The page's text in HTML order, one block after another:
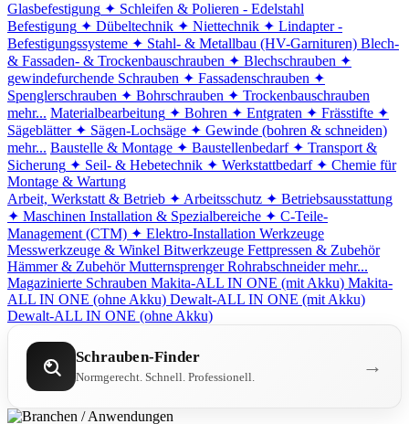
Glasbefestigung ✦ Schleifen & Polieren - Edelstahl
Befestigung ✦ Dübeltechnik ✦ Niettechnik ✦ Lindapter -
Befestigungssysteme ✦ Stahl- & Metallbau (HV-Garnituren) Blech-
& Fassaden- & Trockenbauschrauben ✦ Blechschrauben ✦
gewindefurchende Schrauben ✦ Fassadenschrauben ✦
Spenglerschrauben ✦ Bohrschrauben ✦ Trockenbauschrauben
mehr... Materialbearbeitung ✦ Bohren ✦ Entgraten ✦ Frässtifte ✦
Sägeblätter ✦ Sägen-Lochsäge ✦ Gewinde (bohren & schneiden)
mehr... Baustelle & Montage ✦ Baustellenbedarf ✦ Transport &
Sicherung ✦ Seil- & Hebetechnik ✦ Werkstattbedarf ✦ Chemie für
Montage & Wartung
Arbeit, Werkstatt & Betrieb ✦ Arbeitsschutz ✦ Betriebsausstattung
✦ Maschinen Installation & Spezialbereiche ✦ C-Teile-
Management (CTM) ✦ Elektro-Installation Werkzeuge
Messwerkzeuge & Winkel Bitwerkzeuge Fettpressen & Zubehör
Hämmer & Zubehör Mutternsprenger Rohrabschneider mehr...
Magazinierte Schrauben Makita-ALL IN ONE (mit Akku) Makita-
ALL IN ONE (ohne Akku) Dewalt-ALL IN ONE (mit Akku)
Dewalt-ALL IN ONE (ohne Akku)
Schrauben-Finder
Normgerecht. Schnell. Professionell. →